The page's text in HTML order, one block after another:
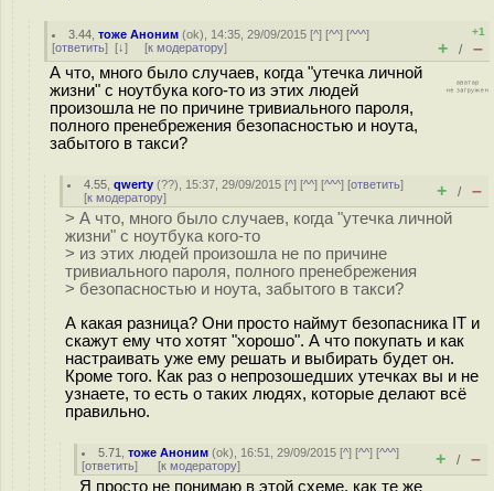
3.44 ,тоже Аноним (ok), 14:35, 29/09/2015 [^] [^^] [^^^]
[ответить] [↓] [к модератору]
+1
+ / –
А что, много было случаев, когда "утечка личной
жизни" с ноутбука кого-то из этих людей
произошла не по причине тривиального пароля,
полного пренебрежения безопасностью и ноута,
забытого в такси?
4.55 ,qwerty (??), 15:37, 29/09/2015 [^] [^^] [^^^] [ответить]
[к модератору] + / –
> А что, много было случаев, когда "утечка личной
жизни" с ноутбука кого-то
> из этих людей произошла не по причине
тривиального пароля, полного пренебрежения
> безопасностью и ноута, забытого в такси?
А какая разница? Они просто наймут безопасника IT и
скажут ему что хотят "хорошо". А что покупать и как
настраивать уже ему решать и выбирать будет он.
Кроме того. Как раз о непрозошедших утечках вы и не
узнаете, то есть о таких людях, которые делают всё
правильно.
5.71 ,тоже Аноним (ok), 16:51, 29/09/2015 [^] [^^] [^^^]
[ответить] [к модератору] + / –
Я просто не понимаю в этой схеме, как те же